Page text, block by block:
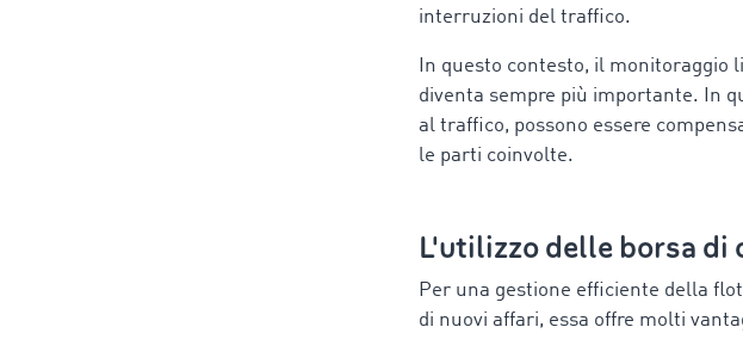
interruzioni del traffico.
In questo contesto, il monitoraggio
diventa sempre più importante. In
al traffico, possono essere
le parti coinvolte.
L'utilizzo delle borsa
Per una gestione efficiente della
di nuovi affari, essa offre molti